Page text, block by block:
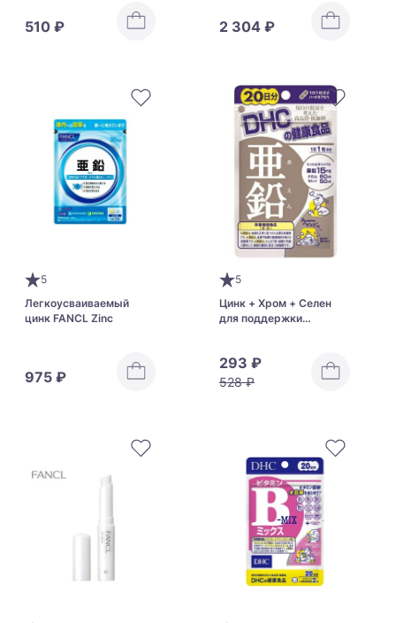
укрепления костей и
зубной эмали FANCL
510 ₽ 2 304 ₽
5
Легкоусваиваемый
цинк FANCL Zinc
975 ₽
5
Цинк + Хром + Селен
для поддержки
293 ₽
528 ₽